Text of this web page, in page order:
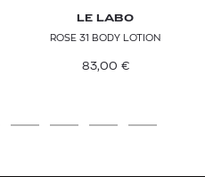
LE LABO
ROSE 31 BODY LOTION
83,00 €